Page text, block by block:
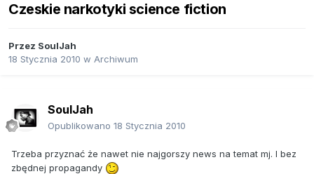
Czeskie narkotyki science fiction
Przez SoulJah
18 Stycznia 2010 w Archiwum
SoulJah
Opublikowano 18 Stycznia 2010
Trzeba przyznać że nawet nie najgorszy news na temat mj. I bez
zbędnej propagandy